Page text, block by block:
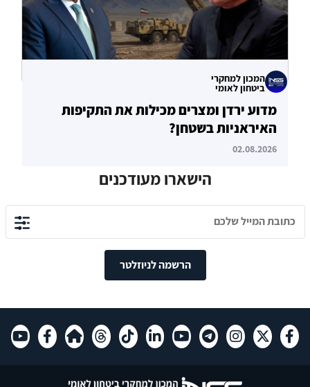
המכון למחקרי
ביטחון לאומי
מדוע ירדן ומצרים מכילות את התקיפות
האיראניות בשטחן?
02.08.2026
הישארו מעודכנים
הרשמה לניוזלטר